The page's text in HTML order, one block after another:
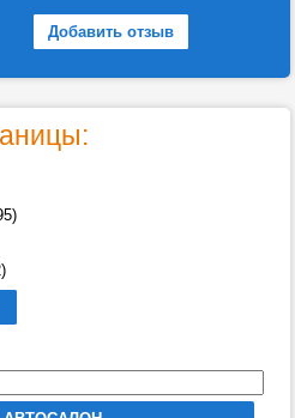
Добавить отзыв